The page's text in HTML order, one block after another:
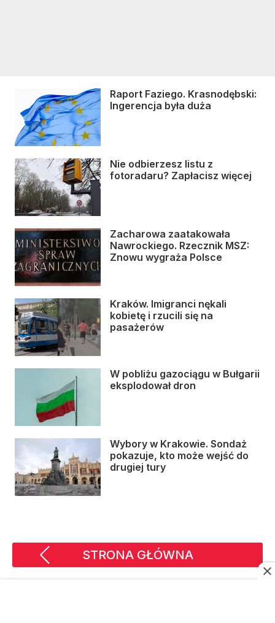
Raport Faziego. Krasnodębski:
Ingerencja była duża
Nie odbierzesz listu z
fotoradaru? Zapłacisz więcej
Zacharowa zaatakowała
Nawrockiego. Rzecznik MSZ:
Znowu wygraża Polsce
Kraków. Imigranci nękali
kobietę i rzucili się na
pasażerów
W pobliżu gazociągu w Bułgarii
eksplodował dron
Wybory w Krakowie. Sondaż
pokazuje, kto może wejść do
drugiej tury
STRONA GŁÓWNA